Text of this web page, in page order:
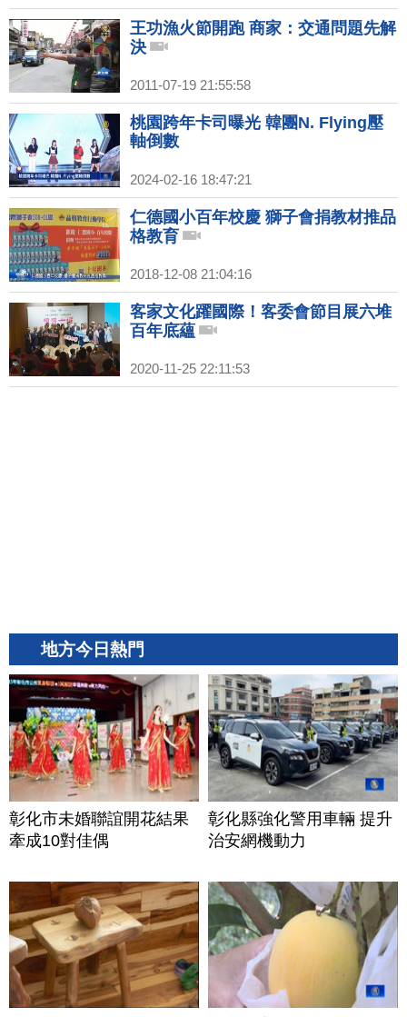
王功漁火節開跑 商家：交通問題先解
決
2011-07-19 21:55:58
桃園跨年卡司曝光 韓團N. Flying壓
軸倒數
2024-02-16 18:47:21
仁德國小百年校慶 獅子會捐教材推品
格教育
2018-12-08 21:04:16
客家文化躍國際！客委會節目展六堆
百年底蘊
2020-11-25 22:11:53
地方今日熱門
彰化市未婚聯誼開花結果
牽成10對佳偶
彰化縣強化警用車輛 提升
治安網機動力